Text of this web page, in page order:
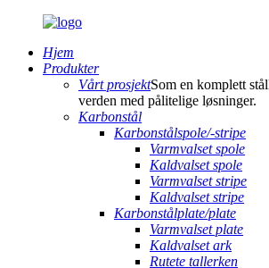
Hjem
Produkter
Vårt prosjektSom en komplett
verden med pålitelige løsninger.
Karbonstål
Karbonstålspole/-stripe
Varmvalset spole
Kaldvalset spole
Varmvalset stripe
Kaldvalset stripe
Karbonstålplate/plate
Varmvalset plate
Kaldvalset ark
Rutete tallerken